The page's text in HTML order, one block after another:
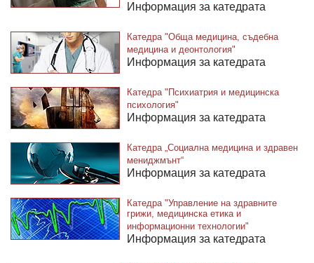
Информация за катедрата
Катедра "Обща медицина, съдебна
медицина и деонтология"
Информация за катедрата
Катедра "Психиатрия и медицинска
психология"
Информация за катедрата
Катедра „Социална медицина и здравен
мениджмънт“
Информация за катедрата
Катедра "Управление на здравните
грижи, медицинска етика и
информационни технологии"
Информация за катедрата